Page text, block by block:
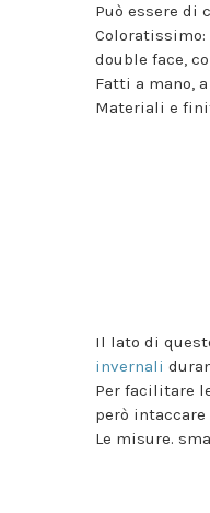
Può essere di
Coloratissimo:
double face,
Fatti a mano,
Materiali e
Il lato di
invernali
Per facilitare
però
Le misure.